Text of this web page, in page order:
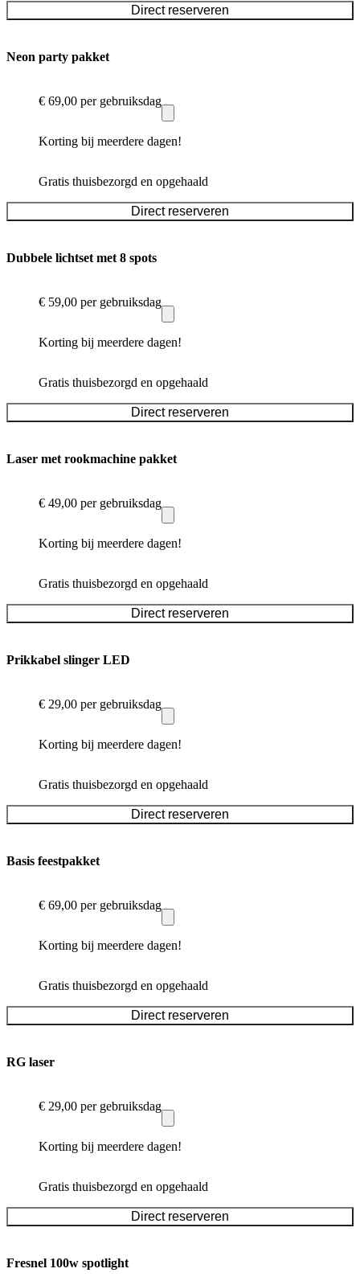
Direct reserveren
Neon party pakket
€ 69,00 per gebruiksdag
Korting bij meerdere dagen!
Gratis thuisbezorgd en opgehaald
Direct reserveren
Dubbele lichtset met 8 spots
€ 59,00 per gebruiksdag
Korting bij meerdere dagen!
Gratis thuisbezorgd en opgehaald
Direct reserveren
Laser met rookmachine pakket
€ 49,00 per gebruiksdag
Korting bij meerdere dagen!
Gratis thuisbezorgd en opgehaald
Direct reserveren
Prikkabel slinger LED
€ 29,00 per gebruiksdag
Korting bij meerdere dagen!
Gratis thuisbezorgd en opgehaald
Direct reserveren
Basis feestpakket
€ 69,00 per gebruiksdag
Korting bij meerdere dagen!
Gratis thuisbezorgd en opgehaald
Direct reserveren
RG laser
€ 29,00 per gebruiksdag
Korting bij meerdere dagen!
Gratis thuisbezorgd en opgehaald
Direct reserveren
Fresnel 100w spotlight